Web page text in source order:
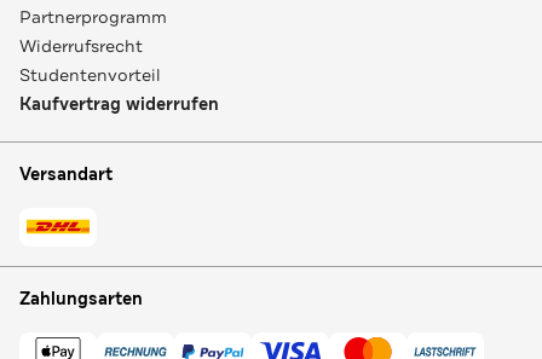
Partnerprogramm
Widerrufsrecht
Studentenvorteil
Kaufvertrag widerrufen
Versandart
Zahlungsarten